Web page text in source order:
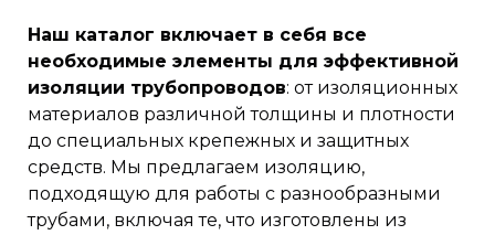
Наш каталог включает в себя все
необходимые элементы для эффективной
изоляции трубопроводов: от изоляционных
материалов различной толщины и плотности
до специальных крепежных и защитных
средств. Мы предлагаем изоляцию,
подходящую для работы с разнообразными
трубами, включая те, что изготовлены из